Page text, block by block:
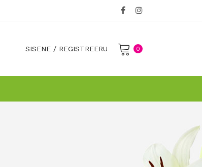
SISENE / REGISTREERU 0